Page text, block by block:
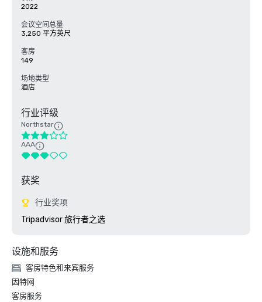
2022
会议空间总量
3,250 平方英尺
客房
149
场地类型
酒店
行业评级
Northstar
AAA
获奖
行业奖项
Tripadvisor 旅行者之选
设施和服务
客房特色和来宾服务
因特网
客房服务